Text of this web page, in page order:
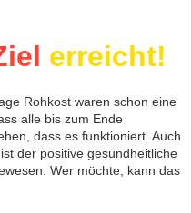
erreicht!
Rohkost waren schon eine
alle bis zum Ende
dass es funktioniert. Auch
der positive gesundheitliche
Wer möchte, kann das